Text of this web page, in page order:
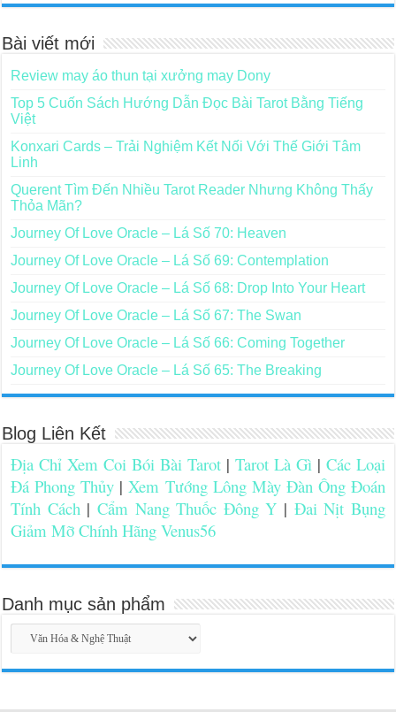
Bài viết mới
Review may áo thun tại xưởng may Dony
Top 5 Cuốn Sách Hướng Dẫn Đọc Bài Tarot Bằng Tiếng
Việt
Konxari Cards – Trải Nghiệm Kết Nối Với Thế Giới Tâm
Linh
Querent Tìm Đến Nhiều Tarot Reader Nhưng Không Thấy
Thỏa Mãn?
Journey Of Love Oracle – Lá Số 70: Heaven
Journey Of Love Oracle – Lá Số 69: Contemplation
Journey Of Love Oracle – Lá Số 68: Drop Into Your Heart
Journey Of Love Oracle – Lá Số 67: The Swan
Journey Of Love Oracle – Lá Số 66: Coming Together
Journey Of Love Oracle – Lá Số 65: The Breaking
Blog Liên Kết
Địa Chỉ Xem Coi Bói Bài Tarot | Tarot Là Gì | Các Loại
Đá Phong Thủy |Xem Tướng Lông Mày Đàn Ông Đoán
Tính Cách |Cẩm Nang Thuốc Đông Y | Đai Nịt Bụng
Giảm Mỡ Chính Hãng Venus56
Danh mục sản phẩm